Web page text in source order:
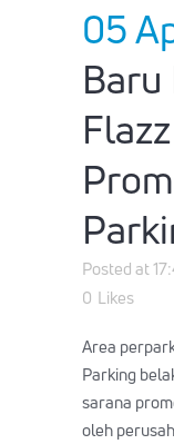
05
Posted at
0 Likes
Area
Parking
sarana
oleh